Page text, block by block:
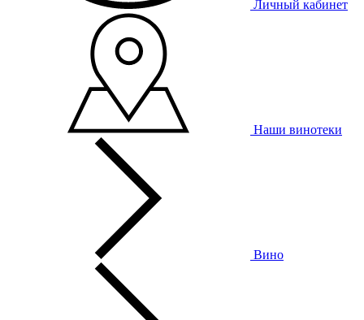
Личный кабинет
Наши винотеки
Вино